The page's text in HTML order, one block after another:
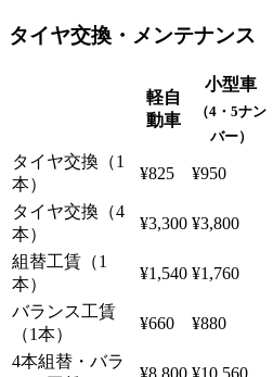
タイヤ交換・メンテナンス
軽自
動車
小型車
（4・5ナン
バー）
タイヤ交換（1
本）
¥825 ¥950
タイヤ交換（4
本）
¥3,300 ¥3,800
組替工賃（1
本）
¥1,540 ¥1,760
バランス工賃
（1本）
¥660 ¥880
4本組替・バラ
¥8,800 ¥10,560